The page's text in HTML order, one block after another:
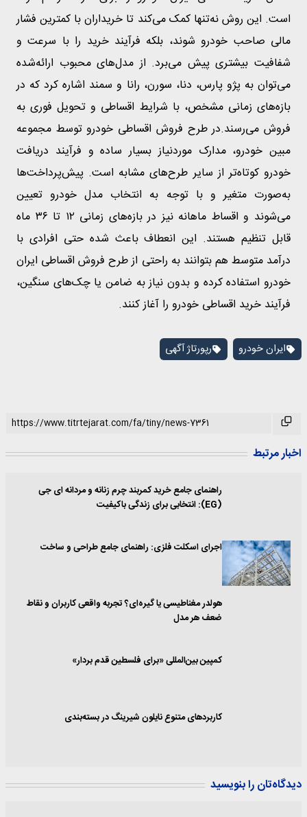
است. این روش نه‌تنها کمک می‌کند تا خریداران با کمترین فشار
مالی صاحب خودرو شوند، بلکه فرآیند خرید را با سرعت و
شفافیت بیشتری پیش می‌برد. از مدل‌های محبوب ارائه‌شده
می‌توان به پژو پارس، دنا، سورن، رانا و سمند اشاره کرد که در
بازه‌های زمانی مشخص، با شرایط اقساطی و تحویل فوری به
فروش می‌رسند.در طرح فروش اقساطی خودرو توسط مجموعه
مبین خودرو، مدارک موردنیاز بسیار ساده و فرآیند دریافت
خودرو کوتاه‌تر از سایر طرح‌های مشابه است. پیش‌پرداخت‌ها
به‌صورت متغیر و با توجه به انتخاب مدل خودرو تعیین
می‌شوند و اقساط ماهانه نیز در بازه‌های زمانی ۱۲ تا ۳۶ ماه
قابل تنظیم هستند. این انعطاف باعث شده حتی افرادی با
درآمد متوسط هم بتوانند به راحتی از طرح فروش اقساطی ایران
خودرو استفاده کرده و بدون نیاز به ضامن یا چک‌های سنگین،
فرآیند خرید اقساطی خودرو را آغاز کنند.
ایران خودرو رپورتاژ آگهی
اخبار مرتبط
راهنمای جامع خرید کمربند چرم زنانه و مردانه ای جی
(EG): انتخابی برای زندگی باکیفیت
اجرای اسکلت فلزی: راهنمای جامع طراحی و ساخت
هولدر مغناطیسی یا گیره‌ای؟ تجربه واقعی کاربران و نقاط
ضعف هر مدل
کمپین بین‌المللی «برای فلسطین قدم بردار»
کاربردهای متنوع نایلون شیرینگ در بسته‌بندی
دیدگاه‌تان را بنویسید